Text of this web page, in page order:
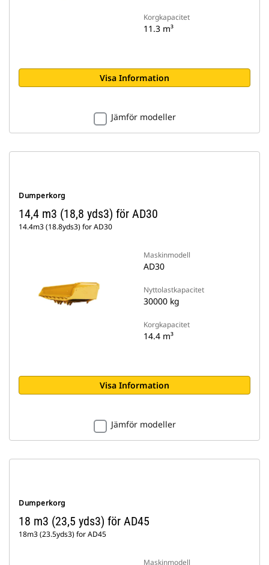
Korgkapacitet
11.3 m³
Visa Information
Jämför modeller
Dumperkorg
14,4 m3 (18,8 yds3) för AD30
14.4m3 (18.8yds3) for AD30
Maskinmodell
AD30
Nyttolastkapacitet
30000 kg
Korgkapacitet
14.4 m³
Visa Information
Jämför modeller
Dumperkorg
18 m3 (23,5 yds3) för AD45
18m3 (23.5yds3) for AD45
Maskinmodell